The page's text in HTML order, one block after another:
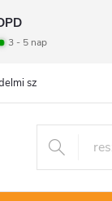
3 - 5 nap
szabályzat